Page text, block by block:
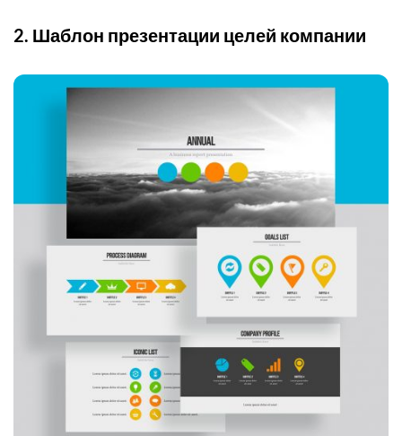
2. Шаблон презентации целей компании